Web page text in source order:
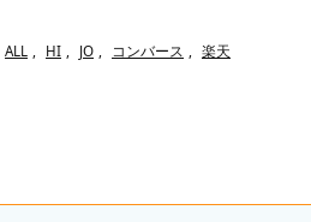
ALL , HI , JO , コンバース , 楽天